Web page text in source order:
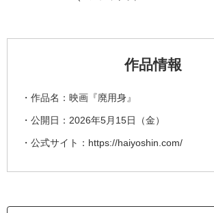
作品情報
・作品名：映画『廃用身』
・公開日：2026年5月15日（金）
・公式サイト： https://haiyoshin.com/